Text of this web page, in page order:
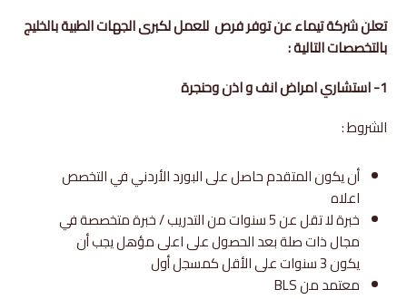
تعلن شركة تيماء عن توفر فرص للعمل لكبرى الجهات الطبية بالخليج
بالتخصصات التالية :
1- استشاري امراض انف و اذن وحنجرة
الشروط :
أن يكون المتقدم حاصل على البورد الأردني في التخصص
اعلاه
خبرة لا تقل عن 5 سنوات من التدريب / خبرة متخصصة في
مجال ذات صلة بعد الحصول على اعلى مؤهل يجب أن
يكون 3 سنوات على الأقل كمسجل أول
معتمد من BLS